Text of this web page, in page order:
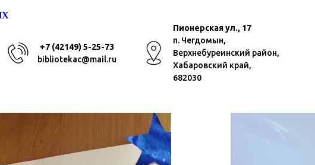
+7 (42149) 5-25-73
bibliotekac@mail.ru
Пионерская ул., 17
п. Чегдомын,
Верхнебуреинский район,
Хабаровский край,
682030